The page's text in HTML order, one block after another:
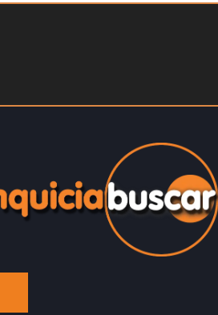
efectivo…